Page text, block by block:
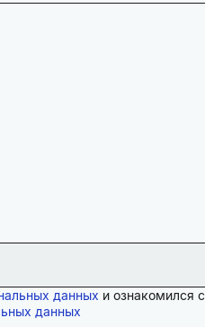
данных и ознакомился с
данных